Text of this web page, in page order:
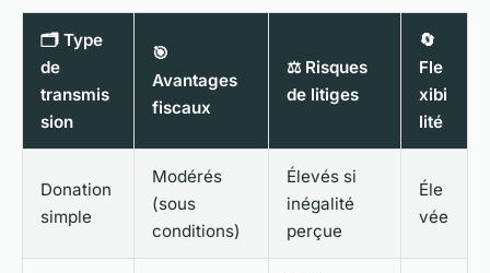
🗂️ Type
de
transmis
sion
🎯
Avantages
fiscaux
⚖️ Risques
de litiges
🔄
Fle
xibi
lité
Donation
simple
Modérés
(sous
conditions)
Élevés si
inégalité
perçue
Éle
vée